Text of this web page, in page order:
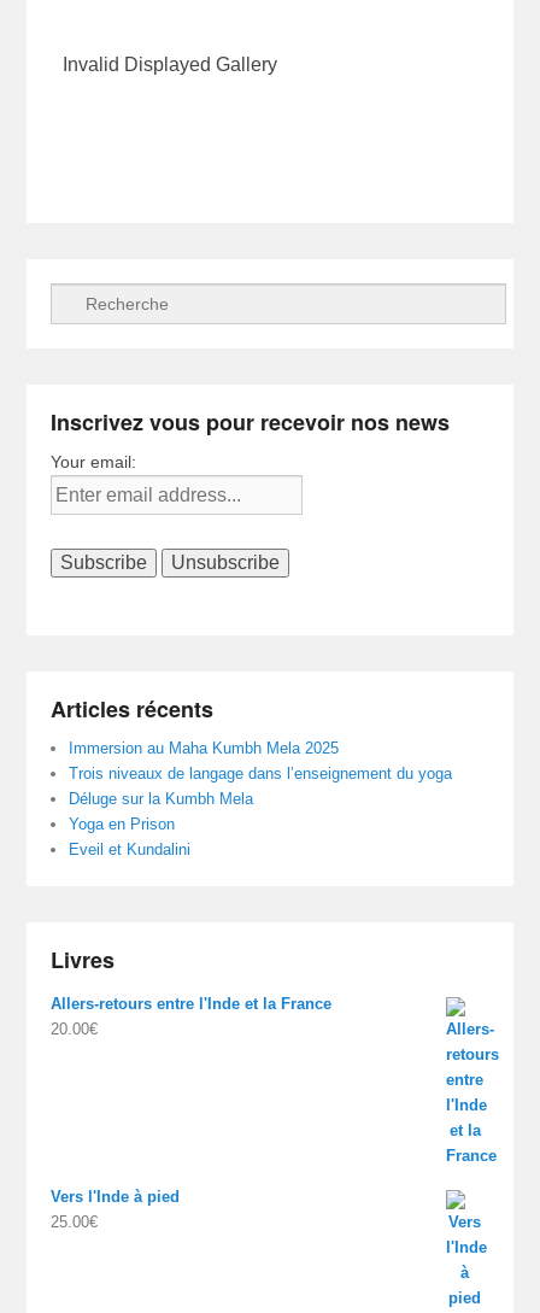
Invalid Displayed Gallery
Recherche
Inscrivez vous pour recevoir nos news
Your email:
Articles récents
Immersion au Maha Kumbh Mela 2025
Trois niveaux de langage dans l’enseignement du yoga
Déluge sur la Kumbh Mela
Yoga en Prison
Eveil et Kundalini
Livres
Allers-retours entre l'Inde et la France
20.00€
Vers l'Inde à pied
25.00€